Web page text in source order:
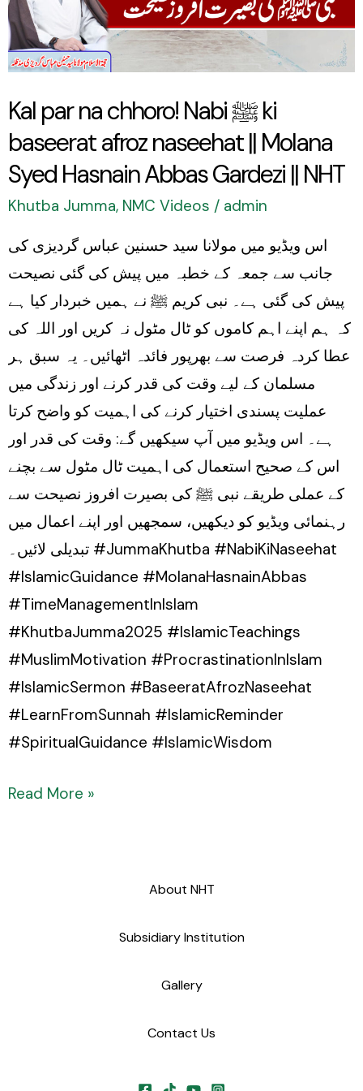
Kal par na chhoro! Nabi ﷺ ki
baseerat afroz naseehat || Molana
Syed Hasnain Abbas Gardezi || NHT
Khutba Jumma, NMC Videos / admin
اس ویڈیو میں مولانا سید حسنین عباس گردیزی کی
جانب سے جمعہ کے خطبہ میں پیش کی گئی نصیحت
پیش کی گئی ہے۔ نبی کریم ﷺ نے ہمیں خبردار کیا ہے
کہ ہم اپنے اہم کاموں کو ٹال مٹول نہ کریں اور اللہ کی
عطا کردہ فرصت سے بھرپور فائدہ اٹھائیں۔ یہ سبق ہر
مسلمان کے لیے وقت کی قدر کرنے اور زندگی میں
عملیت پسندی اختیار کرنے کی اہمیت کو واضح کرتا
ہے۔ اس ویڈیو میں آپ سیکھیں گے: وقت کی قدر اور
اس کے صحیح استعمال کی اہمیت ٹال مٹول سے بچنے
کے عملی طریقے نبی ﷺ کی بصیرت افروز نصیحت سے
رہنمائی ویڈیو کو دیکھیں، سمجھیں اور اپنے اعمال میں
تبدیلی لائیں۔ #JummaKhutba #NabiKiNaseehat
#IslamicGuidance #MolanaHasnainAbbas
#TimeManagementInIslam
#KhutbaJumma2025 #IslamicTeachings
#MuslimMotivation #ProcrastinationInIslam
#IslamicSermon #BaseeratAfrozNaseehat
#LearnFromSunnah #IslamicReminder
#SpiritualGuidance #IslamicWisdom
ﷺ
ki
afroz
naseehat
||
Molana
Hasnain
Abbas
Gardezi
||
NHT
Read More »
About NHT
Subsidiary Institution
Gallery
Contact Us